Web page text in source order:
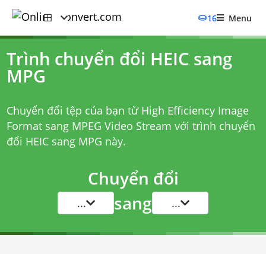
16 Menu
Trình chuyển đổi HEIC sang
MPG
Chuyển đổi tệp của bạn từ High Efficiency Image
Format sang MPEG Video Stream với trình chuyển
đổi HEIC sang MPG này.
Chuyển đổi
... sang ...